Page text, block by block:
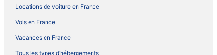
Locations de voiture en France
Vols en France
Vacances en France
Tous les types d’hébergements